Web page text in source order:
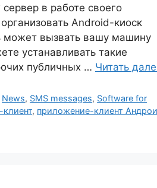
в работе своего
Android-киоск
может вызвать вашу машину
устанавливать такие
публичных … Читать
News, SMS messages, Software for
, приложение-клиент